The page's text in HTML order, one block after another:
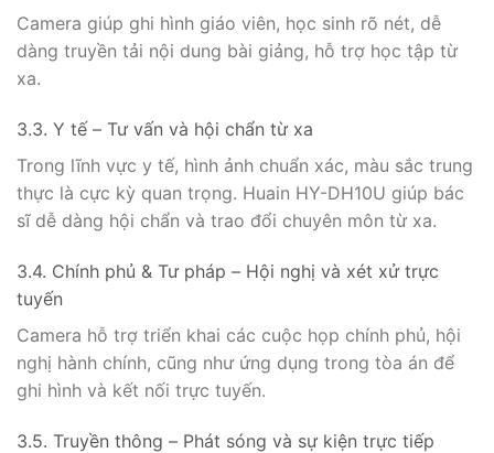
Camera giúp ghi hình giáo viên, học sinh rõ nét, dễ
dàng truyền tải nội dung bài giảng, hỗ trợ học tập từ
xa.
3.3. Y tế – Tư vấn và hội chẩn từ xa
Trong lĩnh vực y tế, hình ảnh chuẩn xác, màu sắc trung
thực là cực kỳ quan trọng. Huain HY-DH10U giúp bác
sĩ dễ dàng hội chẩn và trao đổi chuyên môn từ xa.
3.4. Chính phủ & Tư pháp – Hội nghị và xét xử trực
tuyến
Camera hỗ trợ triển khai các cuộc họp chính phủ, hội
nghị hành chính, cũng như ứng dụng trong tòa án để
ghi hình và kết nối trực tuyến.
3.5. Truyền thông – Phát sóng và sự kiện trực tiếp